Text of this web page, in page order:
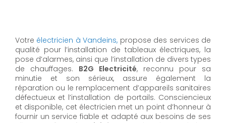
Votre électricien à Vandeins, propose des services de
qualité pour l’installation de tableaux électriques, la
pose d’alarmes, ainsi que l’installation de divers types
de chauffages. B2G Electricité, reconnu pour sa
minutie et son sérieux, assure également la
réparation ou le remplacement d’appareils sanitaires
défectueux et l’installation de portails. Consciencieux
et disponible, cet électricien met un point d’honneur à
fournir un service fiable et adapté aux besoins de ses